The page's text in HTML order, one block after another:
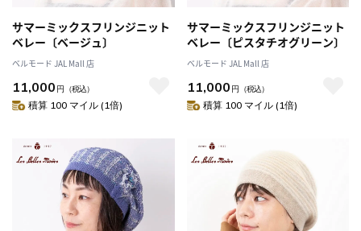
サマーミックスフリンジニット
ベレー〔ベージュ〕
ベルモード JAL Mall 店
11,000 円 （税込）
積算 100 マイル (1倍)
サマーミックスフリンジニット
ベレー〔ピスタチオグリーン〕
ベルモード JAL Mall 店
11,000 円 （税込）
積算 100 マイル (1倍)